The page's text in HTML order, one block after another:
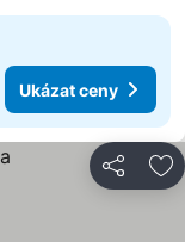
Ukázat ceny
Sdílet